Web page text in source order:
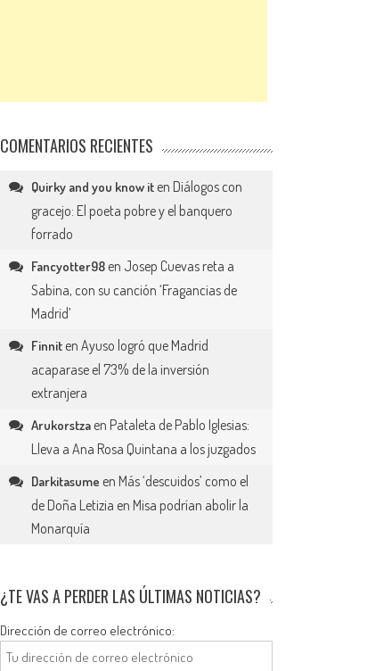
COMENTARIOS RECIENTES
Quirky and you know it en Diálogos con
gracejo: El poeta pobre y el banquero
forrado
Fancyotter98 en Josep Cuevas reta a
Sabina, con su canción ‘Fragancias de
Madrid’
Finnit enAyuso logró que Madrid
acaparase el 73% de la inversión
extranjera
Arukorstza en Pataleta de Pablo Iglesias:
Lleva a Ana Rosa Quintana a los juzgados
Darkitasume en Más ‘descuidos’ como el
de Doña Letizia en Misa podrían abolir la
Monarquía
¿TE VAS A PERDER LAS ÚLTIMAS NOTICIAS?
Dirección de correo electrónico: